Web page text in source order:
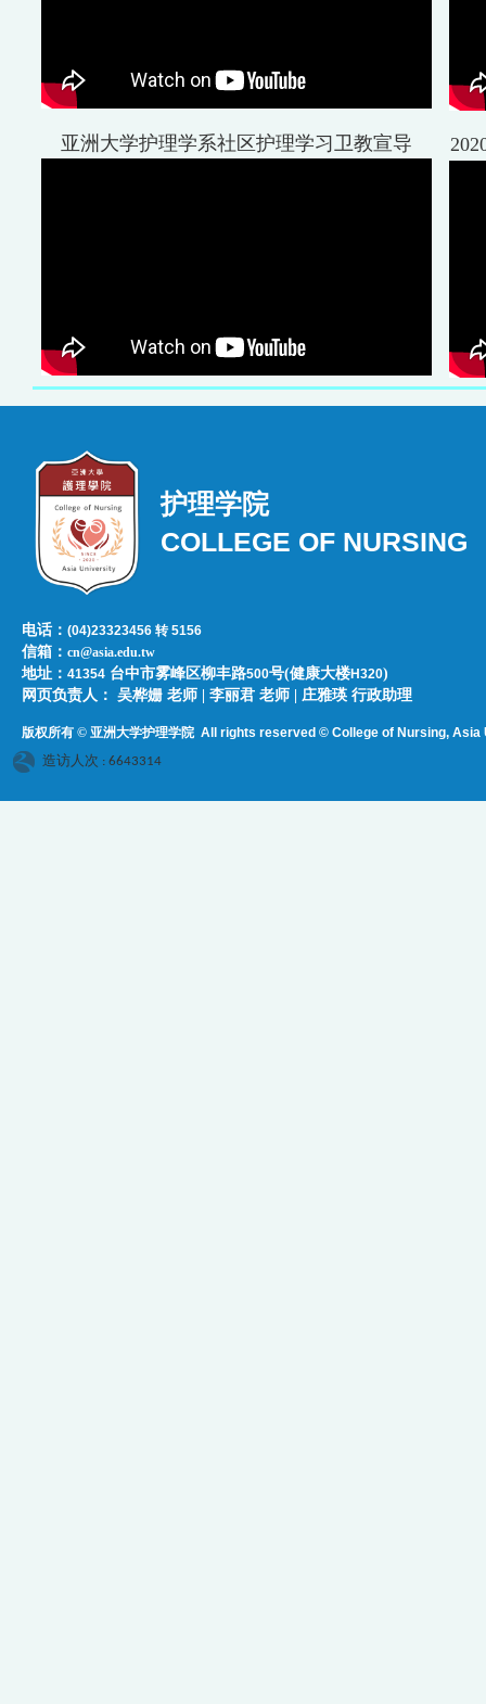
亚洲大学护理学系社区护理学习卫教宣导
护理学院
COLLEGE OF NURSING
电话：(04)23323456 转 5156
信箱：cn@asia.edu.tw
地址：41354 台中市雾峰区柳丰路500号(健康大楼H320)
网页负责人：​​​ ​吴桦姗 老师 | 李丽君 老师 | 庄雅瑛 行政助理
版权所有 © 亚洲大学护理学院All rights reserved © College of Nursing, Asia
造访人次 : 6643314